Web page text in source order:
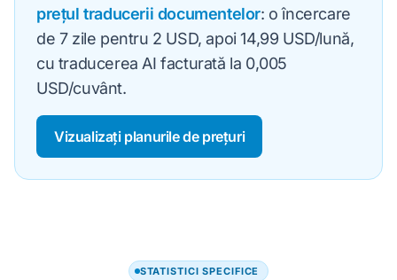
prețul traducerii documentelor: o încercare
de 7 zile pentru 2 USD, apoi 14,99 USD/lună,
cu traducerea AI facturată la 0,005
USD/cuvânt.
Vizualizați planurile de prețuri
STATISTICI SPECIFICE